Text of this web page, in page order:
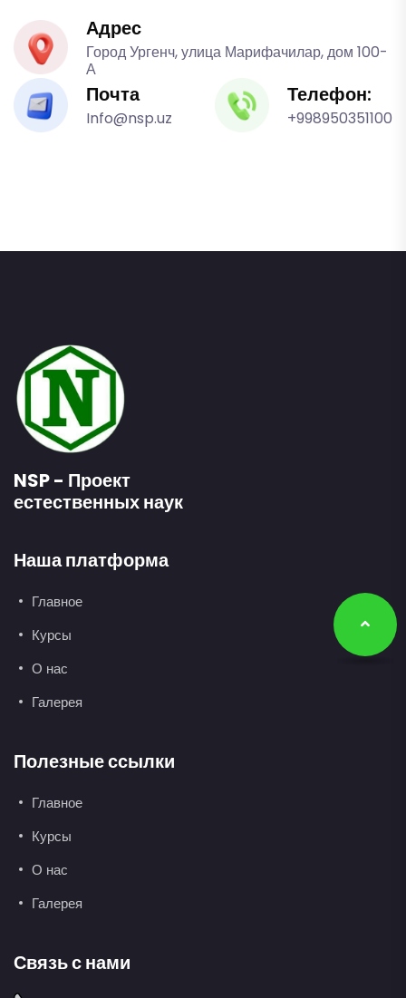
Адрес
Город Ургенч, улица Марифачилар, дом 100-
А
Почта
Info@nsp.uz
Телефон:
+998950351100
NSP - Проект
естественных наук
Наша платформа
Главное
Курсы
О нас
Галерея
Полезные ссылки
Главное
Курсы
О нас
Галерея
Связь с нами